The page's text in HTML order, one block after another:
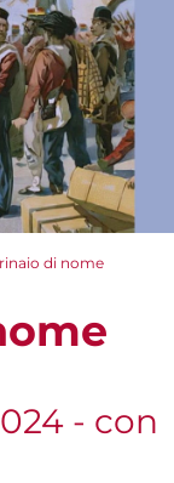
di nome
- con